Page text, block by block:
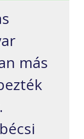
más